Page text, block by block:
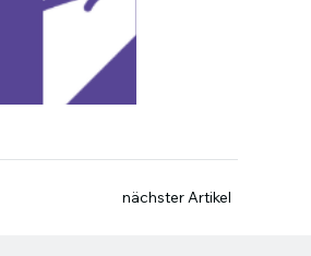
nächster Artikel